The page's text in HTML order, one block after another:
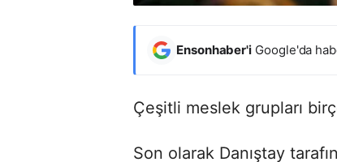
Ensonhaber'i Google'da
Çeşitli meslek grupları
Son olarak Danıştay